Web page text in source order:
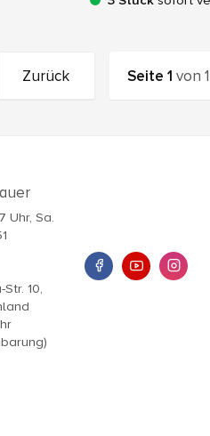
Zurück Seite1 von1
Uhr, Sa.
10,